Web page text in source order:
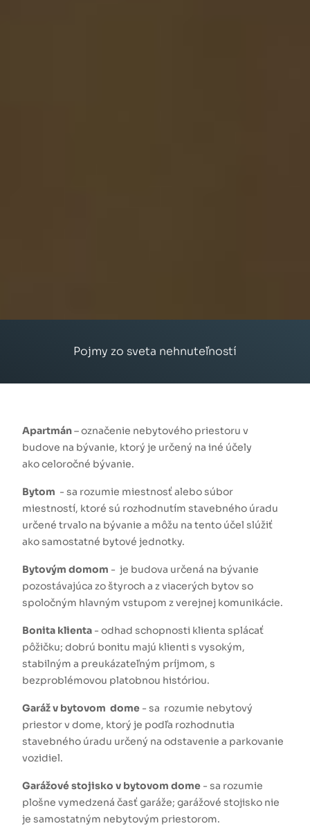
Pojmy zo sveta nehnuteľností
Apartmán– označenie nebytového priestoru v
budove na bývanie, ktorý je určený na iné účely
ako celoročné bývanie.
Bytom - sa rozumie miestnosť alebo súbor
miestností, ktoré sú rozhodnutím stavebného úradu
určené trvalo na bývanie a môžu na tento účel slúžiť
ako samostatné bytové jednotky.
Bytovým domom - je budova určená na bývanie
pozostávajúca zo štyroch a z viacerých bytov so
spoločným hlavným vstupom z verejnej komunikácie.
Bonita klienta - odhad schopnosti klienta splácať
pôžičku; dobrú bonitu majú klienti s vysokým,
stabilným a preukázateľným príjmom, s
bezproblémovou platobnou históriou.
Garáž v bytovom dome - sa rozumie nebytový
priestor v dome, ktorý je podľa rozhodnutia
stavebného úradu určený na odstavenie a parkovanie
vozidiel.
Garážové stojisko v bytovom dome - sa rozumie
plošne vymedzená časť garáže; garážové stojisko nie
je samostatným nebytovým priestorom.